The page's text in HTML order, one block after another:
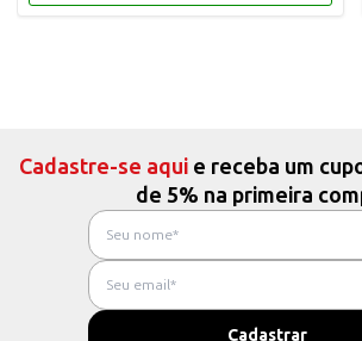
Cadastre-se aqui e receba um
de 5% na primeira